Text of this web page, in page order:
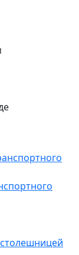
LED с
0.3 кг